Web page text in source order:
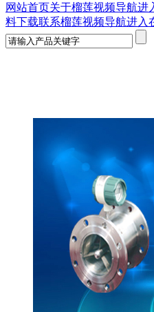
网站首页关于榴莲视频导航进
料下载联系榴莲视频导航进入